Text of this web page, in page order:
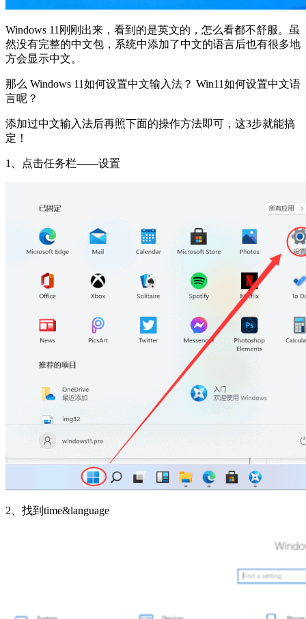
Windows 11刚刚出来，看到的是英文的，怎么看都不舒服。虽
然没有完整的中文包，系统中添加了中文的语言后也有很多地
方会显示中文。
那么 Windows 11如何设置中文输入法？ Win11如何设置中文语
言呢？
添加过中文输入法后再照下面的操作方法即可，这3步就能搞
定！
1、点击任务栏——设置
2、找到time&language